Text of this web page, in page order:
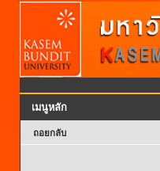
เมนูหลัก
ถอยกลับ